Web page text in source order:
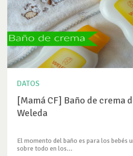
DATOS
[Mamá CF] Baño de crema
Weleda
El momento del baño es para los bebés
sobre todo en los...